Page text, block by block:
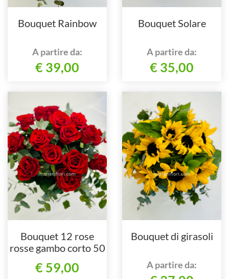
Bouquet Rainbow
A partire da:
€ 39,00
Bouquet Solare
A partire da:
€ 35,00
Bouquet 12 rose
rosse gambo corto 50
€ 59,00
Bouquet di girasoli
A partire da: